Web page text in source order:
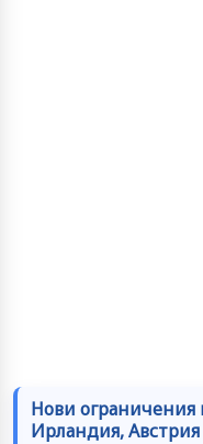
Нови ограничения
Ирландия,